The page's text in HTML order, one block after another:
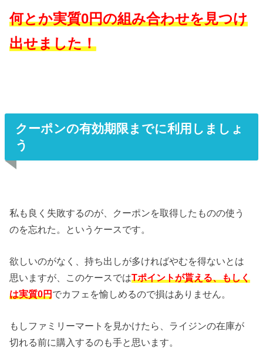
何とか実質0円の組み合わせを見つけ
出せました！
クーポンの有効期限までに利用しましょ
う
私も良く失敗するのが、クーポンを取得したものの使う
のを忘れた。というケースです。
欲しいのがなく、持ち出しが多ければやむを得ないとは
思いますが、このケースではTポイントが貰える、もしく
は実質0円でカフェを愉しめるので損はありません。
もしファミリーマートを見かけたら、ライジンの在庫が
切れる前に購入するのも手と思います。